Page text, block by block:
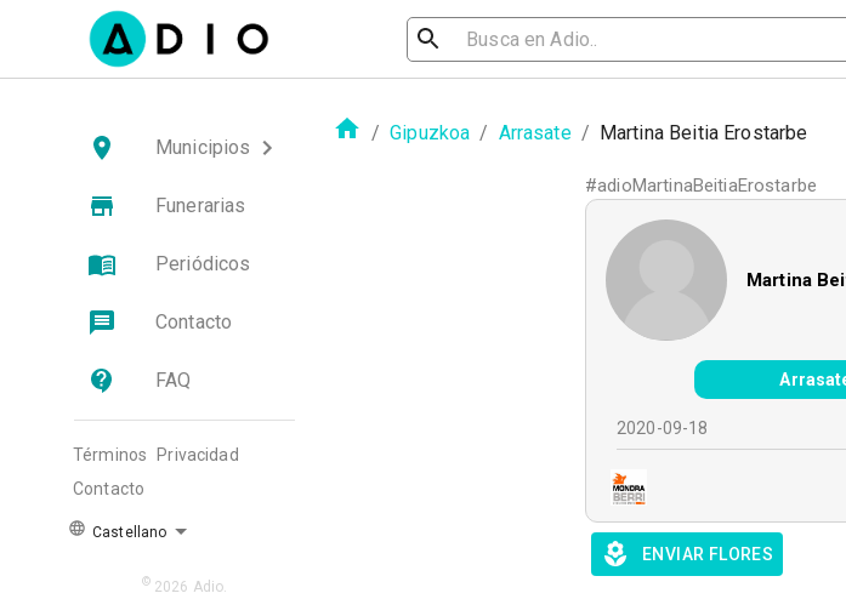
Municipios
Funerarias
Periódicos
Contacto
FAQ
Términos
Privacidad
Contacto
Castellano
© 2026 Adio.
/ Gipuzkoa / Arrasate / Martina Beitia Erostarbe
#adioMartinaBeitiaErostarbe
Martina
2020-09-18
ENVIAR FLORES